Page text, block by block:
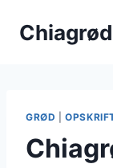
Chiagrød
GRØD |